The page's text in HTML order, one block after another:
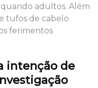
adultos. Além
tufos de cabelo
ferimentos
intenção de